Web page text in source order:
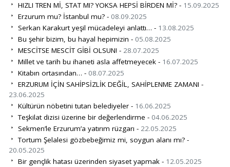
HIZLI TREN Mİ, STAT MI? YOKSA HEPSİ BİRDEN Mİ? - 15.09.2025
Erzurum mu? İstanbul mu? - 08.09.2025
Serkan Karakurt yeşil mücadeleyi anlattı… - 13.08.2025
Bu şehir bizim, bu hayal hepimizin - 05.08.2025
MESCİTSE MESCİT GİBİ OLSUN! - 28.07.2025
Millet ve tarih bu ihaneti asla affetmeyecek - 16.07.2025
Kitabın ortasından… - 08.07.2025
ERZURUM İÇİN SAHİPSİZLİK DEĞİL, SAHİPLENME ZAMANI -
23.06.2025
Kültürün nöbetini tutan belediyeler - 16.06.2025
Teşkilat dizisi üzerine bir değerlendirme - 04.06.2025
Sekmen’le Erzurum’a yatırım rüzgarı - 22.05.2025
Tortum Şelalesi gözbebeğimiz mi, soygun alanı mı? -
20.05.2025
Bir gençlik hatası üzerinden siyaset yapmak - 12.05.2025